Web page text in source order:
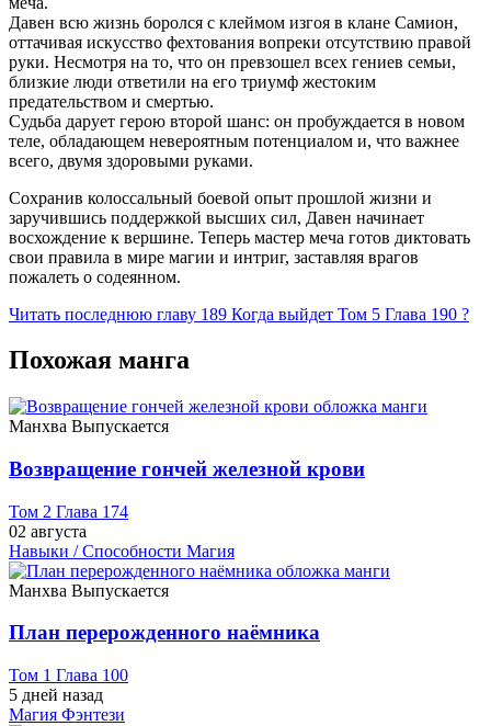
Давен всю жизнь боролся с клеймом изгоя в клане Самион,
оттачивая искусство фехтования вопреки отсутствию правой
руки. Несмотря на то, что он превзошел всех гениев семьи,
близкие люди ответили на его триумф жестоким
предательством и смертью.
Судьба дарует герою второй шанс: он пробуждается в новом
теле, обладающем невероятным потенциалом и, что важнее
всего, двумя здоровыми руками.
Сохранив колоссальный боевой опыт прошлой жизни и
заручившись поддержкой высших сил, Давен начинает
восхождение к вершине. Теперь мастер меча готов диктовать
свои правила в мире магии и интриг, заставляя врагов
пожалеть о содеянном.
Читать последнюю главу 189 Когда выйдет Том 5 Глава 190 ?
Похожая манга
Манхва Выпускается
Возвращение гончей железной крови
Том 2 Глава 174
02 августа
Навыки / Способности Магия
Манхва Выпускается
План перерожденного наёмника
Том 1 Глава 100
5 дней назад
Магия Фэнтези